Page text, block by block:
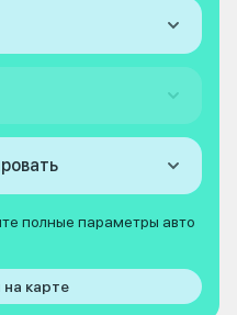
полные параметры авто
карте